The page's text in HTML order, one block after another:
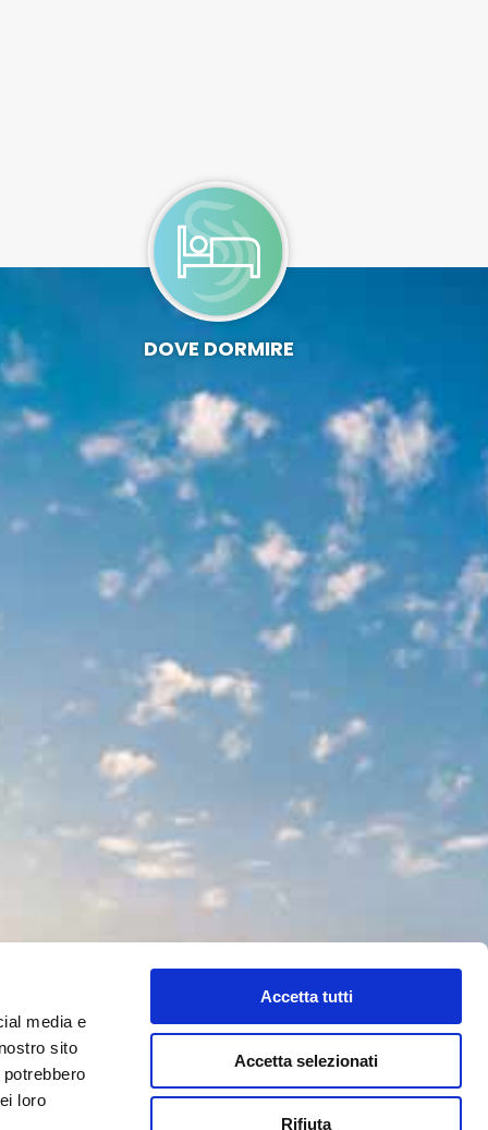
media e
sito
loro
Accetta tutti
Accetta selezionati
Rifiuta
DOVE DORMIRE